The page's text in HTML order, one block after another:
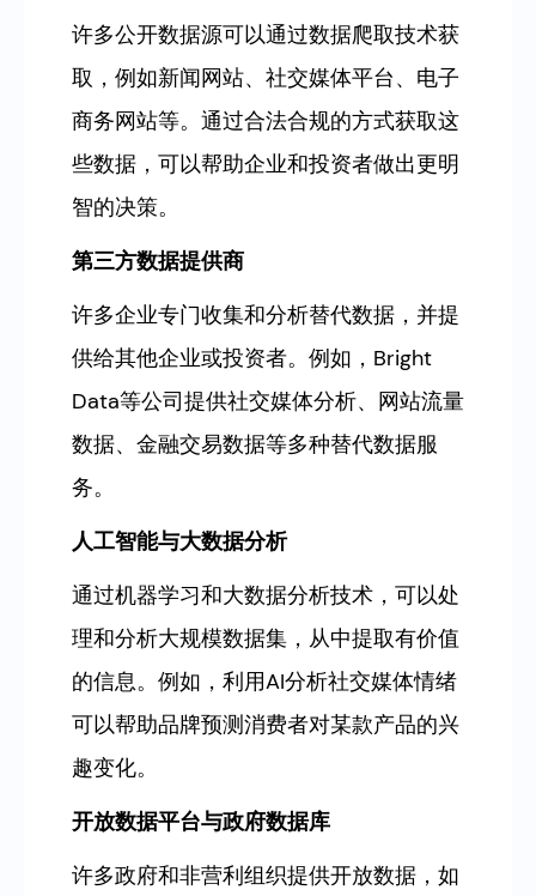
许多公开数据源可以通过数据爬取技术获
取，例如新闻网站、社交媒体平台、电子
商务网站等。通过合法合规的方式获取这
些数据，可以帮助企业和投资者做出更明
智的决策。
第三方数据提供商
许多企业专门收集和分析替代数据，并提
供给其他企业或投资者。例如，Bright
Data等公司提供社交媒体分析、网站流量
数据、金融交易数据等多种替代数据服
务。
人工智能与大数据分析
通过机器学习和大数据分析技术，可以处
理和分析大规模数据集，从中提取有价值
的信息。例如，利用AI分析社交媒体情绪
可以帮助品牌预测消费者对某款产品的兴
趣变化。
开放数据平台与政府数据库
许多政府和非营利组织提供开放数据，如